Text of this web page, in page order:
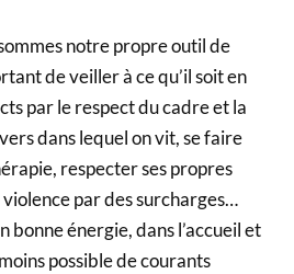
notre propre outil de
de veiller à ce qu’il soit en
par le respect du cadre et la
dans lequel on vit, se faire
respecter ses propres
par des surcharges…
bonne énergie, dans l’accueil et
possible de courants